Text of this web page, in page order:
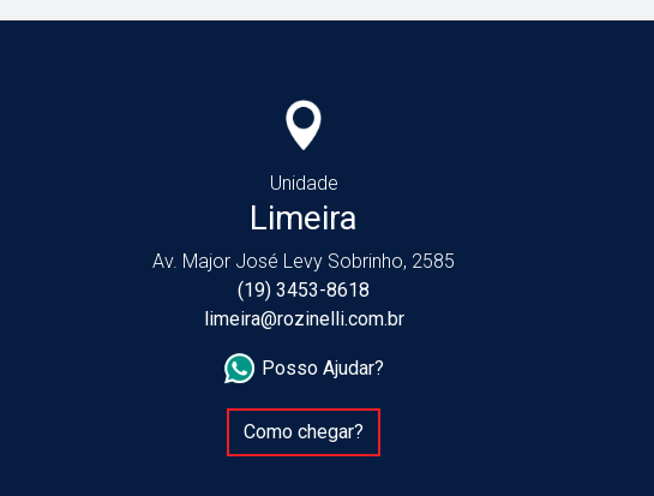
Unidade
Limeira
Av. Major José Levy Sobrinho, 2585
(19) 3453-8618
limeira@rozinelli.com.br
Posso Ajudar?
Como chegar?